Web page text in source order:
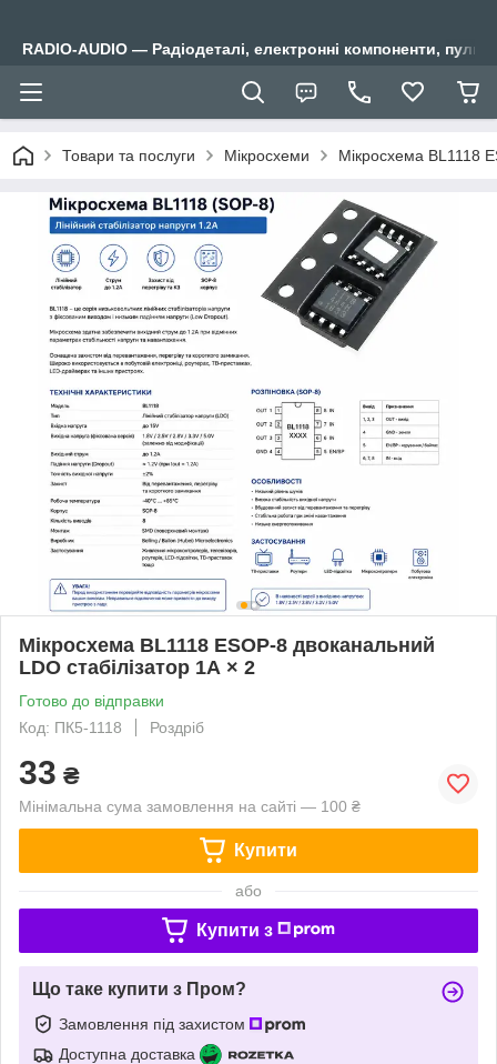
RADIO-AUDIO — Радіодеталі, електронні компоненти,
Товари та послуги Мікросхеми Мікросхема BL1118
Мікросхема BL1118 ESOP-8 двоканальний
LDO стабілізатор 1А × 2
Готово до відправки
Код: ПК5-1118
Роздріб
33 ₴
Мінімальна сума замовлення на сайті — 100 ₴
Купити
або
Купити з
Що таке купити з Пром?
Замовлення під захистом
Доступна доставка